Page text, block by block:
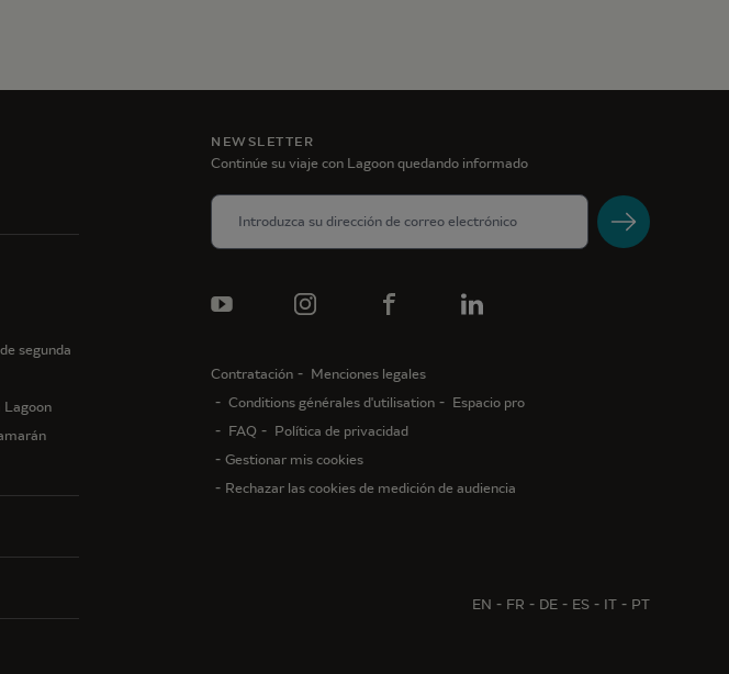
segunda
Lagoon
NEWSLETTER
Continúe su viaje con Lagoon quedando informado
Contratación
Menciones legales
Conditions générales d'utilisation
Espacio pro
FAQ
Política de privacidad
Gestionar mis cookies
Rechazar las cookies de medición de audiencia
EN FR DE ES IT PT